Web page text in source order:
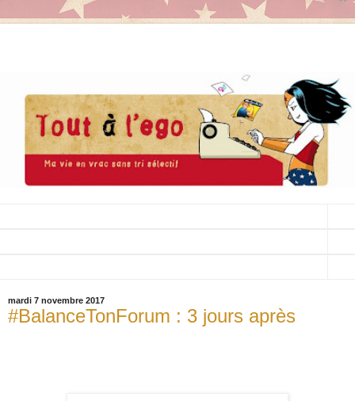
mardi 7 novembre 2017
#BalanceTonForum : 3 jours après